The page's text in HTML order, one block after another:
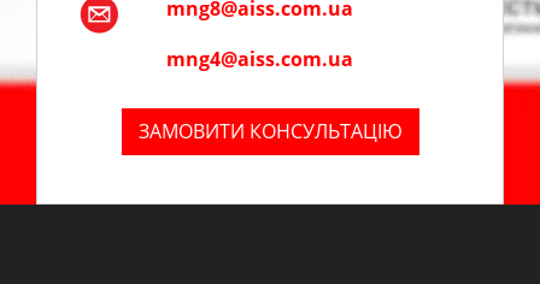
mng8@aiss.com.ua
mng4@aiss.com.ua
ЗАМОВИТИ КОНСУЛЬТАЦІЮ